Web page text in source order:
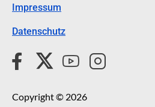
Impressum
Datenschutz
Copyright © 2026